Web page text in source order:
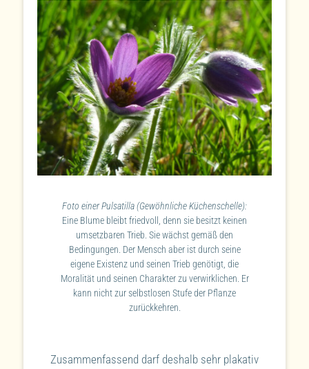
Foto einer Pulsatilla (Gewöhnliche Küchenschelle):
Eine Blume bleibt friedvoll, denn sie besitzt keinen
umsetzbaren Trieb. Sie wächst gemäß den
Bedingungen. Der Mensch aber ist durch seine
eigene Existenz und seinen Trieb genötigt, die
Moralität und seinen Charakter zu verwirklichen. Er
kann nicht zur selbstlosen Stufe der Pflanze
zurückkehren.
Zusammenfassend darf deshalb sehr plakativ